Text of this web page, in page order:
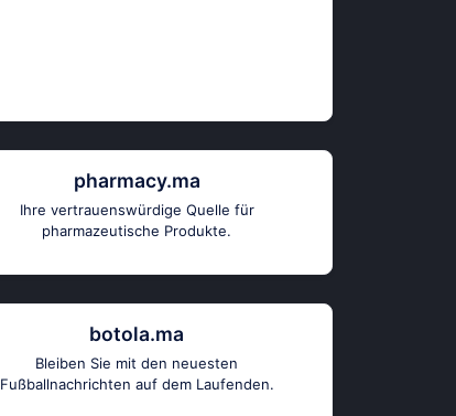
pharmacy.ma
Ihre vertrauenswürdige Quelle für
pharmazeutische Produkte.
botola.ma
Bleiben Sie mit den neuesten
Fußballnachrichten auf dem Laufenden.